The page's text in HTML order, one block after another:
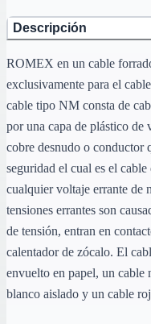
Descripción
ROMEX en un cable
exclusivamente para el
cable tipo NM consta de
por una capa de plástico
cobre desnudo o conductor
seguridad el cual es el
cualquier voltaje errante de
tensiones errantes son
de tensión, entran en
calentador de zócalo. El
envuelto en papel, un cable
blanco aislado y un cable